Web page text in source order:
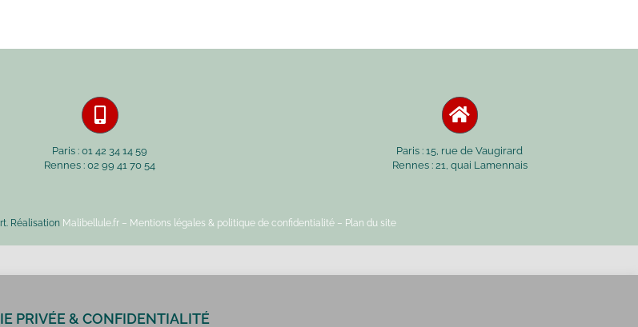
Paris : 01 42 34 14 59
Rennes : 02 99 41 70 54
Paris : 15, rue de Vaugirard
Rennes : 21, quai Lamennais
Réalisation Malibellule.fr – Mentions légales & politique de confidentialité – Plan du site
PRIVÉE & CONFIDENTIALITÉ